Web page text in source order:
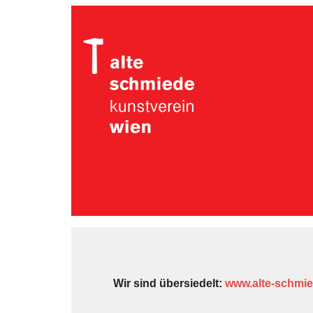
Wir sind übersiedelt: www.alte-